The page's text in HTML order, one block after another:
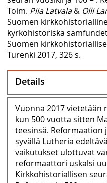
Toim. Piia Latvala& Olli
Suomen
kyrkohistoriska
Suomen
Turenki 2017, 326 s.
Details
Vuonna 2017
kun 500 vuotta sitten
teesinsä.
syvällä Lutheria
vaikutukset ulottuvat
reformaattori uskalsi
Kirkkohistoriallisen